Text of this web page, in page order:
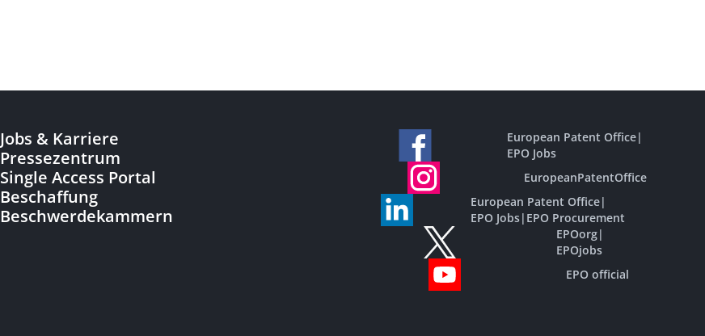
Jobs & Karriere
Pressezentrum
Single Access Portal
Beschaffung
Beschwerdekammern
European Patent Office|
EPO Jobs
EuropeanPatentOffice
European Patent Office|
EPO Jobs| EPO Procurement
EPOorg|
EPOjobs
EPO official